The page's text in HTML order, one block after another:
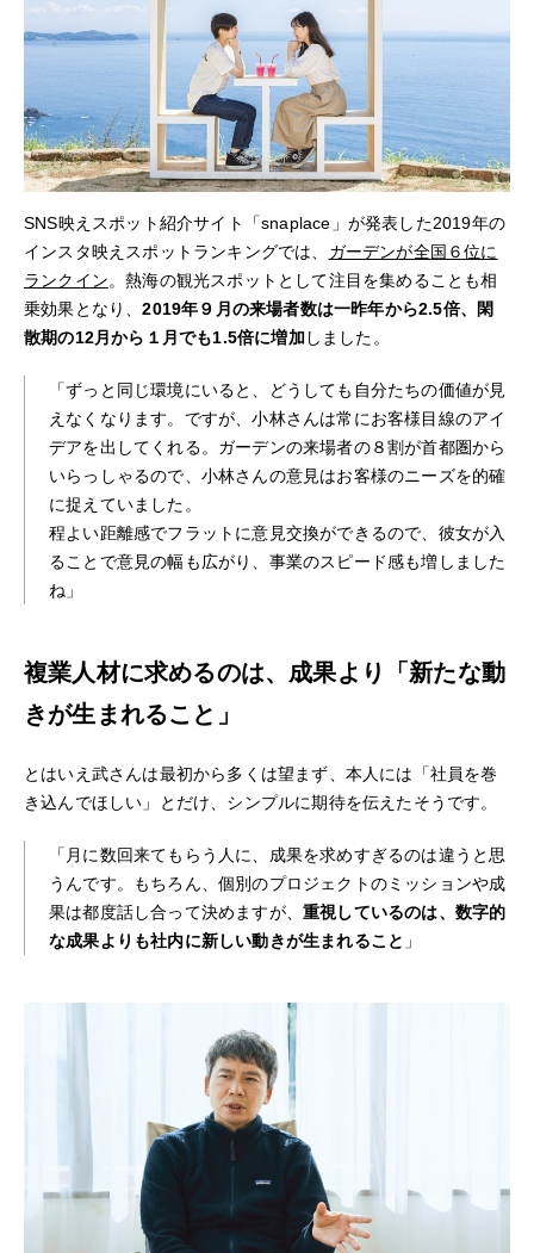
SNS映えスポット紹介サイト「snaplace」が発表した2019年の
インスタ映えスポットランキングでは、 ガーデンが全国６位に
ランクイン。熱海の観光スポットとして注目を集めることも相
乗効果となり、2019年９月の来場者数は一昨年から2.5倍、閑
散期の12月から１月でも1.5倍に増加しました。
「ずっと同じ環境にいると、どうしても自分たちの価値が見
えなくなります。ですが、小林さんは常にお客様目線のアイ
デアを出してくれる。ガーデンの来場者の８割が首都圏から
いらっしゃるので、小林さんの意見はお客様のニーズを的確
に捉えていました。
程よい距離感でフラットに意見交換ができるので、彼女が入
ることで意見の幅も広がり、事業のスピード感も増しました
ね」
複業人材に求めるのは、成果より「新たな動
きが生まれること」
とはいえ武さんは最初から多くは望まず、本人には「社員を巻
き込んでほしい」とだけ、シンプルに期待を伝えたそうです。
「月に数回来てもらう人に、成果を求めすぎるのは違うと思
うんです。もちろん、個別のプロジェクトのミッションや成
果は都度話し合って決めますが、 重視しているのは、数字的
な成果よりも社内に新しい動きが生まれること 」